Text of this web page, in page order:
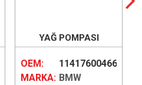
YAĞ POMPASI
OEM:
11417600466
MARKA: BMW